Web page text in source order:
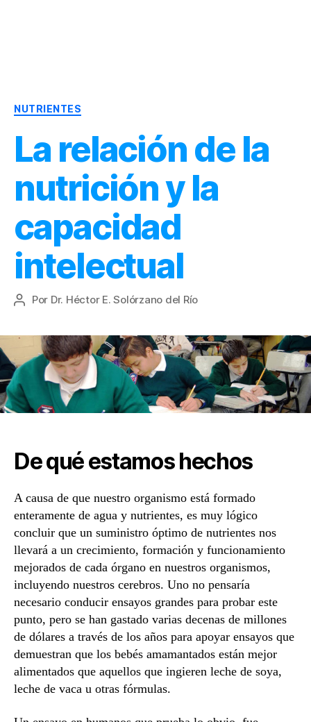
Terapia
Nutricional
y
Nutrición
NUTRIENTES
La relación de la
nutrición y la
capacidad
intelectual
Autor
entrada
Por Dr. Héctor E. Solórzano del Río
De qué estamos hechos
A causa de que nuestro organismo está formado
enteramente de agua y nutrientes, es muy lógico
concluir que un suministro óptimo de nutrientes nos
llevará a un crecimiento, formación y funcionamiento
mejorados de cada órgano en nuestros organismos,
incluyendo nuestros cerebros. Uno no pensaría
necesario conducir ensayos grandes para probar este
punto, pero se han gastado varias decenas de millones
de dólares a través de los años para apoyar ensayos que
demuestran que los bebés amamantados están mejor
alimentados que aquellos que ingieren leche de soya,
leche de vaca u otras fórmulas.